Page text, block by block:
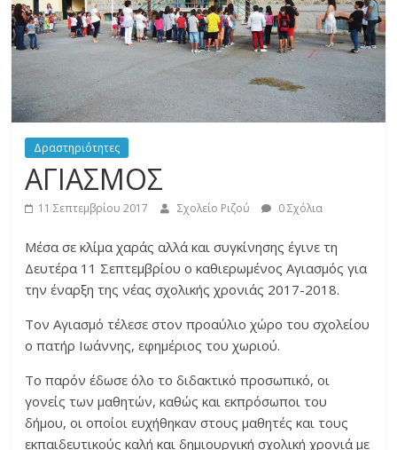
σχολείου
μας
Δραστηριότητες
ΑΓΙΑΣΜΟΣ
11 Σεπτεμβρίου 2017 Σχολείο Ριζού 0 Σχόλια
Μέσα σε κλίμα χαράς αλλά και συγκίνησης έγινε τη
Δευτέρα 11 Σεπτεμβρίου ο καθιερωμένος Αγιασμός για
την έναρξη της νέας σχολικής χρονιάς 2017-2018.
Τον Αγιασμό τέλεσε στον προαύλιο χώρο του σχολείου
ο πατήρ Ιωάννης, εφημέριος του χωριού.
Το παρόν έδωσε όλο το διδακτικό προσωπικό, οι
γονείς των μαθητών, καθώς και εκπρόσωποι του
δήμου, οι οποίοι ευχήθηκαν στους μαθητές και τους
εκπαιδευτικούς καλή και δημιουργική σχολική χρονιά με